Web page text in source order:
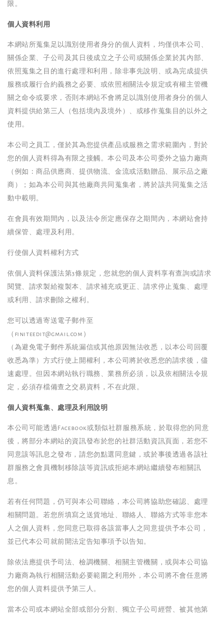
限。
個人資料利用
本網站所蒐集足以識別使用者身分的個人資料，均僅供本公司、
關係企業、子公司及其日後成立之子公司或關係企業於其內部、
依照蒐集之目的進行處理和利用，除非事先說明、或為完成提供
服務或履行合約義務之必要、或依照相關法令規定或有權主管機
關之命令或要求，否則本網站不會將足以識別使用者身分的個人
資料提供給第三人（包括境內及境外）、或移作蒐集目的以外之
使用。
本公司之員工，僅於其為您提供產品或服務之需求範圍內，對於
您的個人資料得為有限之接觸。本公司及本公司委外之協力廠商
（例如：商品供應商、提供物流、金流或活動贈品、展示品之廠
商）；如為本公司與其他廠商共同蒐集者，將於該共同蒐集之活
動中載明。
在會員有效期間內，以及法令所定應保存之期間內，本網站會持
續保管、處理及利用。
行使個人資料權利方式
依個人資料保護法第3條規定，您就您的個人資料享有查詢或請求
閱覽、請求製給複製本、請求補充或更正、請求停止蒐集、處理
或利用、請求刪除之權利。
您可以透過寄送電子郵件至
（finiteedit@gmail.com）
（為避免電子郵件系統漏信或其他原因無法收悉，以本公司回覆
收悉為準）方式行使上開權利，本公司將於收悉您的請求後，儘
速處理。但因本網站執行職務、業務所必須，以及依相關法令規
定，必須存檔備查之交易資料，不在此限。
個人資料蒐集、處理及利用說明
本公司可能透過Facebook或類似社群服務系統，於取得您的同意
後，將部分本網站的資訊發布於您的社群活動資訊頁面，若您不
同意該等訊息之發布，請您勿點選同意鍵，或於事後透過各該社
群服務之會員機制移除該等資訊或拒絕本網站繼續發布相關訊
息。
若有任何問題，仍可與本公司聯絡，本公司將協助您確認、處理
相關問題。若您所填寫之送貨地址、聯絡人、聯絡方式等非您本
人之個人資料，您同意已取得各該當事人之同意提供予本公司，
並已代本公司就前開法定告知事項予以告知。
除依法應提供予司法、檢調機關、相關主管機關，或與本公司協
力廠商為執行相關活動必要範圍之利用外，本公司將不會任意將
您的個人資料提供予第三人。
當本公司或本網站全部或部分分割、獨立子公司經營、被其他第